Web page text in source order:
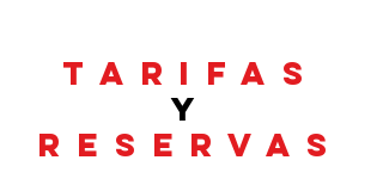
TARIFAS
Y
RESERVAS